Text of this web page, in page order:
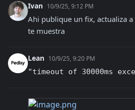
Ivan 10/9/25, 9:12 PM
Ahi publique un fix, actualiza
te muestra
Lean 10/9/25, 9:20 PM
"timeout of 30000ms